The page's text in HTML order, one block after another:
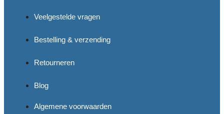
Veelgestelde vragen
Bestelling & verzending
Retourneren
Blog
Algemene voorwaarden